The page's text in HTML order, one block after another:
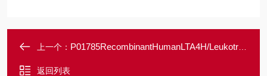
上一个： P01785RecombinantHumanLTA4H/LeukotrieneA4Hydrolase
返回列表